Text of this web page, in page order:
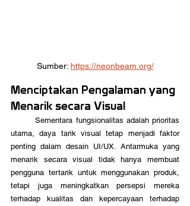
Sumber: https://neonbeam.org/
Menciptakan Pengalaman yang
Menarik secara Visual
	Sementara fungsionalitas adalah prioritas
utama, daya tarik visual tetap menjadi faktor
penting dalam desain UI/UX. Antarmuka yang
menarik secara visual tidak hanya membuat
pengguna tertarik untuk menggunakan produk,
tetapi juga meningkatkan persepsi mereka
terhadap kualitas dan kepercayaan terhadap